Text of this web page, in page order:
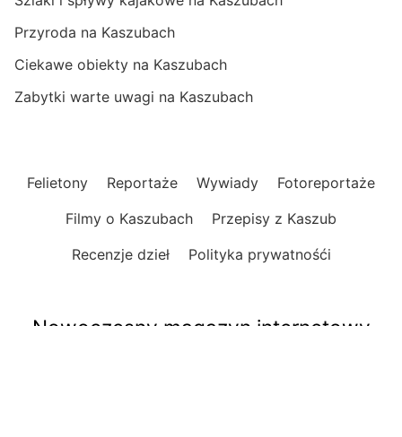
Przyroda na Kaszubach
Ciekawe obiekty na Kaszubach
Zabytki warte uwagi na Kaszubach
Felietony Reportaże Wywiady
Fotoreportaże
Filmy o Kaszubach
Przepisy z Kaszub
Recenzje dzieł
Polityka prywatnośći
Nowoczesny magazyn internetowy